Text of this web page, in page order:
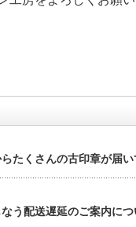
たくさんの古印章が届い
う配送遅延のご案内につ